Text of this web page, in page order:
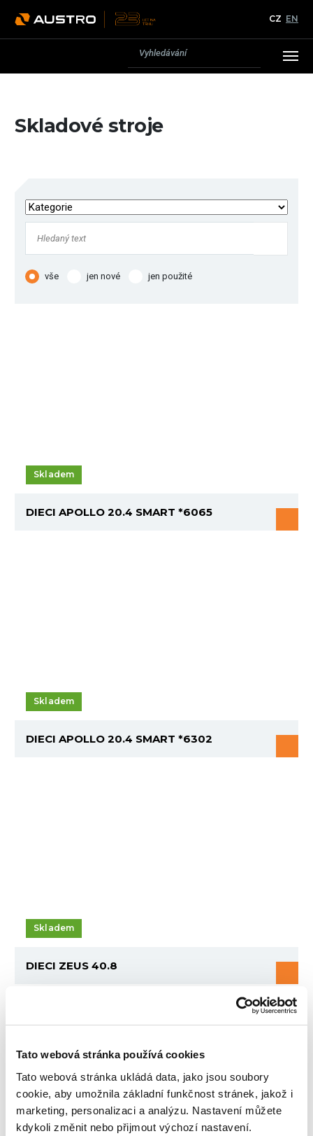
Tato webová stránka používá cookies
Tato webová stránka ukládá data, jako jsou soubory
cookie, aby umožnila základní funkčnost stránek, jakož i
marketing, personalizaci a analýzu. Nastavení můžete
kdykoli změnit nebo přijmout výchozí nastavení.
CZ EN
Skladové stroje
vše jen nové jen použité
Skladem
DIECI APOLLO 20.4 SMART *6065
Skladem
DIECI APOLLO 20.4 SMART *6302
Skladem
DIECI ZEUS 40.8